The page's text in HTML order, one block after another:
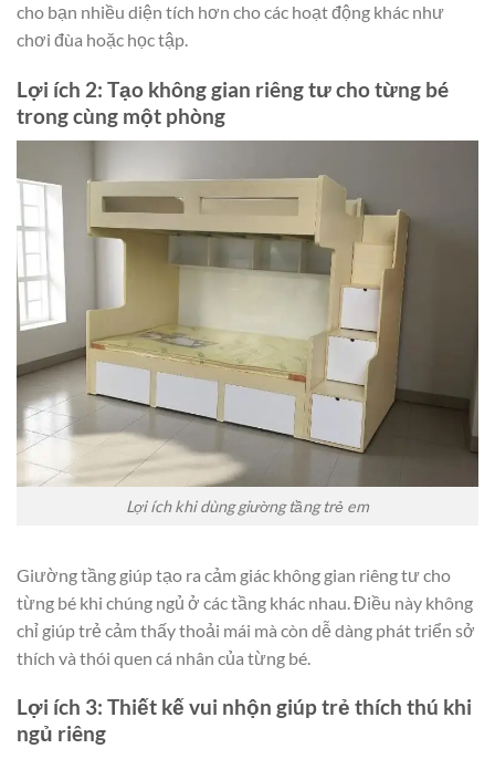
cho bạn nhiều diện tích hơn cho các hoạt động khác như
chơi đùa hoặc học tập.
Lợi ích 2: Tạo không gian riêng tư cho từng bé
trong cùng một phòng
Lợi ích khi dùng giường tầng trẻ em
Giường tầng giúp tạo ra cảm giác không gian riêng tư cho
từng bé khi chúng ngủ ở các tầng khác nhau. Điều này không
chỉ giúp trẻ cảm thấy thoải mái mà còn dễ dàng phát triển sở
thích và thói quen cá nhân của từng bé.
Lợi ích 3: Thiết kế vui nhộn giúp trẻ thích thú khi
ngủ riêng